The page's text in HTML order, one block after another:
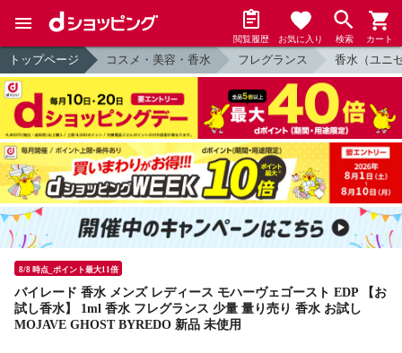
閲覧履歴 お気に入り 検索 カート
トップページ コスメ・美容・香水 フレグランス 香水（ユニ
8/8 時点_ポイント最大11倍
バイレード 香水 メンズ レディース モハーヴェゴースト EDP 【お
試し香水】 1ml 香水 フレグランス 少量 量り売り 香水 お試し
MOJAVE GHOST BYREDO 新品 未使用